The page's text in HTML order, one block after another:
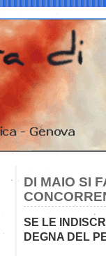
DI MAIO SI
SE LE
DEGNA DEL